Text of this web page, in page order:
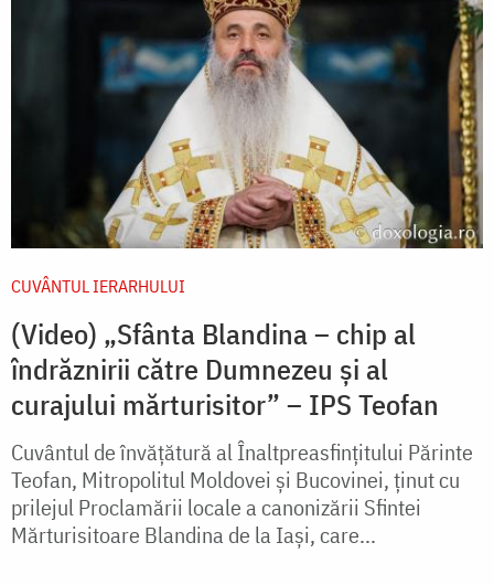
CUVÂNTUL IERARHULUI
(Video) „Sfânta Blandina – chip al
îndrăznirii către Dumnezeu și al
curajului mărturisitor” – IPS Teofan
Cuvântul de învățătură al Înaltpreasfințitului Părinte
Teofan, Mitropolitul Moldovei și Bucovinei, ținut cu
prilejul Proclamării locale a canonizării Sfintei
Mărturisitoare Blandina de la Iași, care...